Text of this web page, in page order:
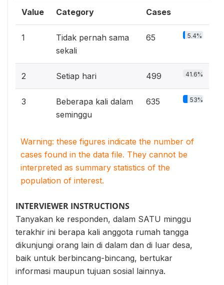
Value Category Cases
1
Tidak pernah sama
sekali
65 5.4%
2 Setiap hari 499 41.6%
3
Beberapa kali dalam
seminggu
635 53%
Warning: these figures indicate the number of
cases found in the data file. They cannot be
interpreted as summary statistics of the
population of interest.
INTERVIEWER INSTRUCTIONS
Tanyakan ke responden, dalam SATU minggu
terakhir ini berapa kali anggota rumah tangga
dikunjungi orang lain di dalam dan di luar desa,
baik untuk berbincang-bincang, bertukar
informasi maupun tujuan sosial lainnya.